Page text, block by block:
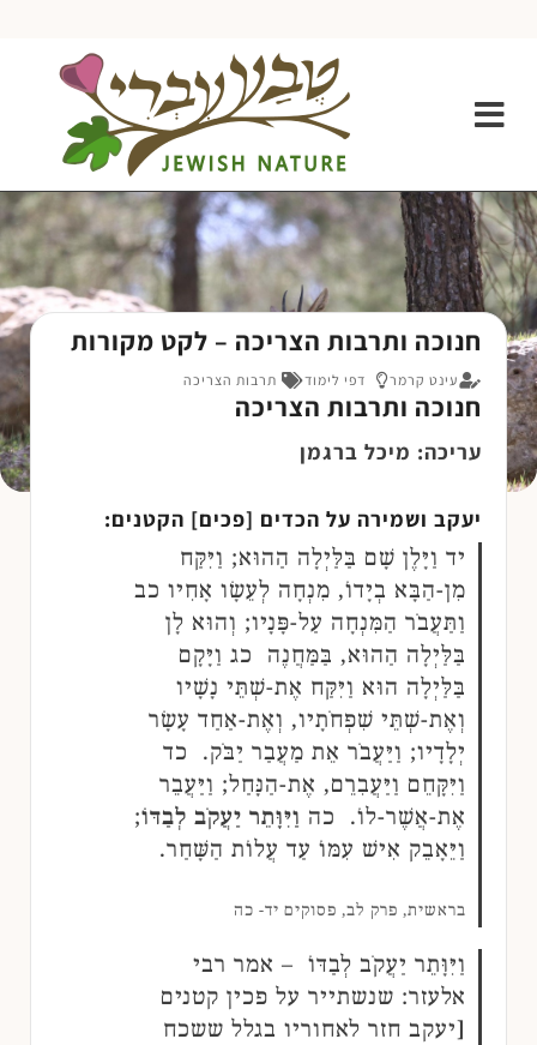
חנוכה ותרבות הצריכה – לקט מקורות
עינט קרמר דפי לימוד תרבות הצריכה
חנוכה ותרבות הצריכה
עריכה: מיכל ברגמן
יעקב ושמירה על הכדים [פכים] הקטנים:
יד וַיָּלֶן שָׁם בַּלַּיְלָה הַהוּא; וַיִּקַּח
מִן-הַבָּא בְיָדוֹ, מִנְחָה לְעֵשָׂו אָחִיו כב
וַתַּעֲבֹר הַמִּנְחָה עַל-פָּנָיו; וְהוּא לָן
בַּלַּיְלָה הַהוּא, בַּמַּחֲנֶה כג וַיָּקָם
בַּלַּיְלָה הוּא וַיִּקַּח אֶת-שְׁתֵּי נָשָׁיו
וְאֶת-שְׁתֵּי שִׁפְחֹתָיו, וְאֶת-אַחַד עָשָׂר
יְלָדָיו; וַיַּעֲבֹר אֵת מַעֲבַר יַבֹּק. כד
וַיִּקָּחֵם וַיַּעֲבִרֵם, אֶת-הַנָּחַל; וַיַּעֲבֵר
אֶת-אֲשֶׁר-לוֹ. כה וַיִּוָּתֵר יַעֲקֹב לְבַדּוֹ;
וַיֵּאָבֵק אִישׁ עִמּוֹ עַד עֲלוֹת הַשָּׁחַר.
בראשית, פרק לב, פסוקים יד- כה
וַיִּוָּתֵר יַעֲקֹב לְבַדּוֹ – אמר רבי
אלעזר: שנשתייר על פכין קטנים
[יעקב חזר לאחוריו בגלל ששכח